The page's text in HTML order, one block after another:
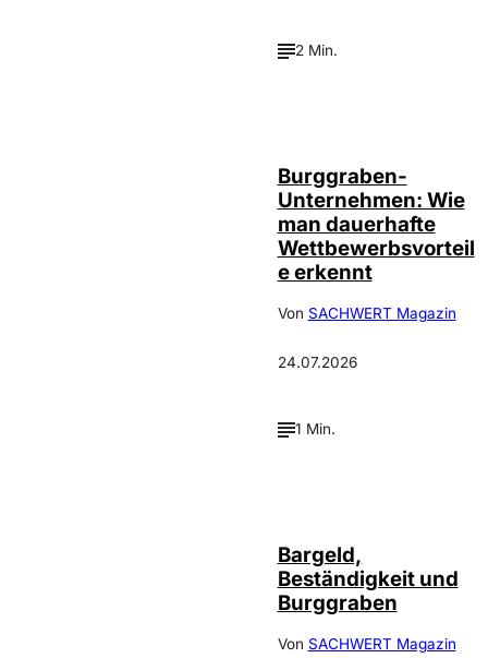
2 Min.
Burggraben-
Unternehmen: Wie
man dauerhafte
Wettbewerbsvorteil
e erkennt
Von SACHWERT Magazin
24.07.2026
1 Min.
Bargeld,
Beständigkeit und
Burggraben
Von SACHWERT Magazin